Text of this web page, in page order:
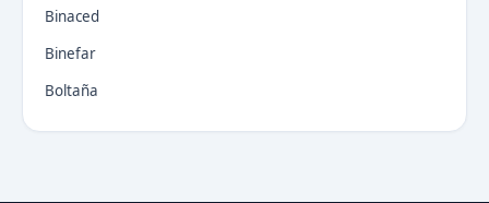
Binaced
Binefar
Boltaña